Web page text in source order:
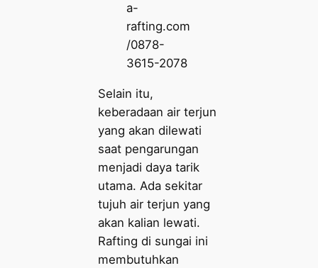
a-
rafting.com
/0878-
3615-2078
Selain itu,
keberadaan air terjun
yang akan dilewati
saat pengarungan
menjadi daya tarik
utama. Ada sekitar
tujuh air terjun yang
akan kalian lewati.
Rafting di sungai ini
membutuhkan